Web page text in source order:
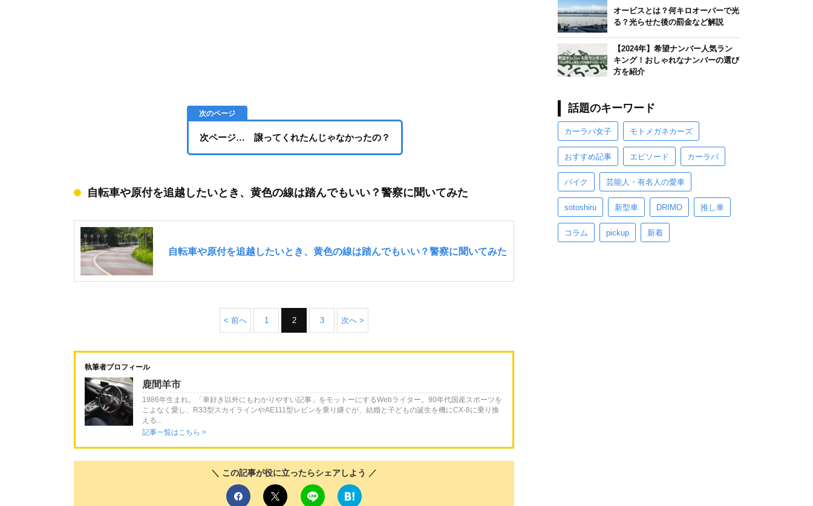
次ページ… 譲ってくれたんじゃなかったの？
自転車や原付を追越したいとき、黄色の線は踏んでもいい？警察に聞いてみた
< 前へ 1 2 3 次へ >
執筆者プロフィール
鹿間羊市
1986年生まれ。「車好き以外にもわかりやすい記事」をモットーにするWebライター。90年代国産スポーツを
こよなく愛し、R33型スカイラインやAE111型レビンを乗り継ぐが、結婚と子どもの誕生を機にCX-8に乗り換
える...
記事一覧はこちら >
＼ この記事が役に立ったらシェアしよう ／
オービスとは？何キロオーバーで光
る？光らせた後の罰金など解説
【2024年】希望ナンバー人気ラン
キング！おしゃれなナンバーの選び
方を紹介
話題のキーワード
カーラバ女子 モトメガネカーズ
おすすめ記事 エピソード カーラバ
バイク 芸能人・有名人の愛車
sotoshiru 新型車 DRIMO 推し車
コラム pickup 新着